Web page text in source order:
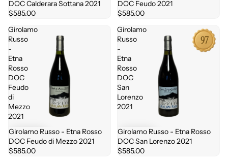
DOC Calderara Sottana 2021
$585.00
DOC Feudo 2021
$585.00
Girolamo
Russo
-
Etna
Rosso
DOC
Feudo
di
Mezzo
2021
Girolamo Russo - Etna Rosso
DOC Feudo di Mezzo 2021
$585.00
Girolamo
Russo
-
Etna
Rosso
DOC
San
Lorenzo
2021
97
Girolamo Russo - Etna Rosso
DOC San Lorenzo 2021
$585.00